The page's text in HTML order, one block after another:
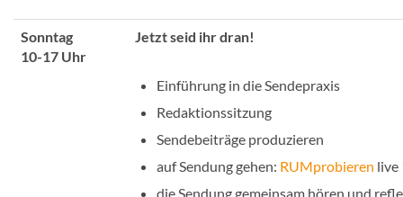
Sonntag
10-17 Uhr
Jetzt seid ihr dran!
Einführung in die Sendepraxis
Redaktionssitzung
Sendebeiträge produzieren
auf Sendung gehen: RUMprobieren live
die Sendung gemeinsam hören und